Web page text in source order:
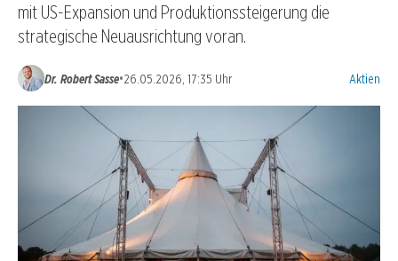
mit US-Expansion und Produktionssteigerung die
strategische Neuausrichtung voran.
Dr. Robert Sasse•26.05.2026, 17:35 Uhr Aktien